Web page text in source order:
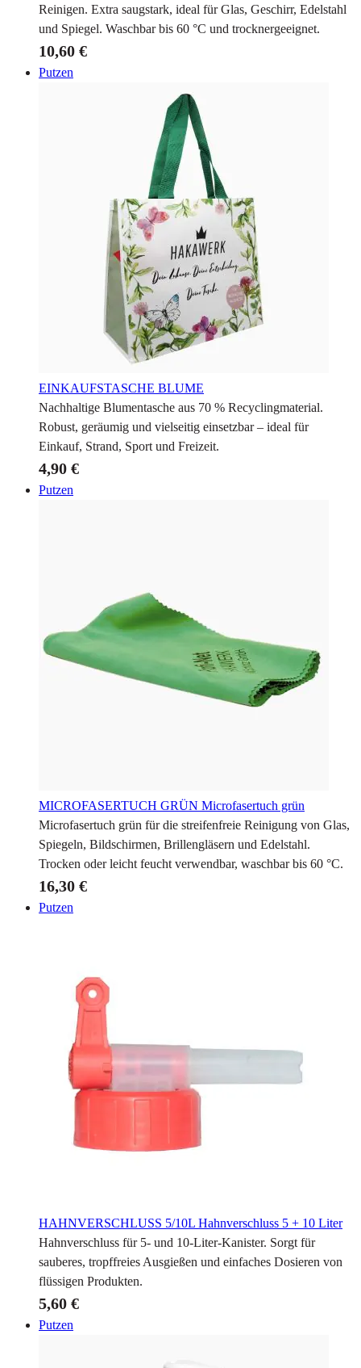
Reinigen. Extra saugstark, ideal für Glas, Geschirr, Edelstahl
und Spiegel. Waschbar bis 60 °C und trocknergeeignet.
10,60 €
Putzen
EINKAUFSTASCHE BLUME
Nachhaltige Blumentasche aus 70 % Recyclingmaterial.
Robust, geräumig und vielseitig einsetzbar – ideal für
Einkauf, Strand, Sport und Freizeit.
4,90 €
Putzen
MICROFASERTUCH GRÜN Microfasertuch grün
Microfasertuch grün für die streifenfreie Reinigung von Glas,
Spiegeln, Bildschirmen, Brillengläsern und Edelstahl.
Trocken oder leicht feucht verwendbar, waschbar bis 60 °C.
16,30 €
Putzen
HAHNVERSCHLUSS 5/10L Hahnverschluss 5 + 10 Liter
Hahnverschluss für 5- und 10-Liter-Kanister. Sorgt für
sauberes, tropffreies Ausgießen und einfaches Dosieren von
flüssigen Produkten.
5,60 €
Putzen